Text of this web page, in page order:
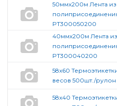
50ммx200м Лента
PT300050200
40ммх200м Лента
PT300040200
58х60
весов 500шт./рулон
58х40